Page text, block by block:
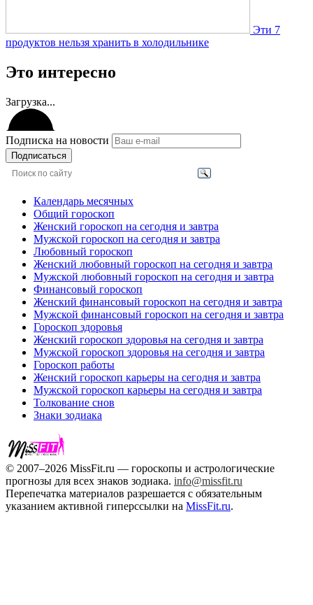
Эти 7
продуктов нельзя хранить в холодильнике
Это интересно
Загрузка...
Подписка на новости
Подписаться
Календарь месячных
Общий гороскоп
Женский гороскоп на сегодня и завтра
Мужской гороскоп на сегодня и завтра
Любовный гороскоп
Женский любовный гороскоп на сегодня и завтра
Мужской любовный гороскоп на сегодня и завтра
Финансовый гороскоп
Женский финансовый гороскоп на сегодня и завтра
Мужской финансовый гороскоп на сегодня и завтра
Гороскоп здоровья
Женский гороскоп здоровья на сегодня и завтра
Мужской гороскоп здоровья на сегодня и завтра
Гороскоп работы
Женский гороскоп карьеры на сегодня и завтра
Мужской гороскоп карьеры на сегодня и завтра
Толкование снов
Знаки зодиака
© 2007–2026 MissFit.ru — гороскопы и астрологические
прогнозы для всех знаков зодиака. info@missfit.ru
Перепечатка материалов разрешается с обязательным
указанием активной гиперссылки на MissFit.ru.